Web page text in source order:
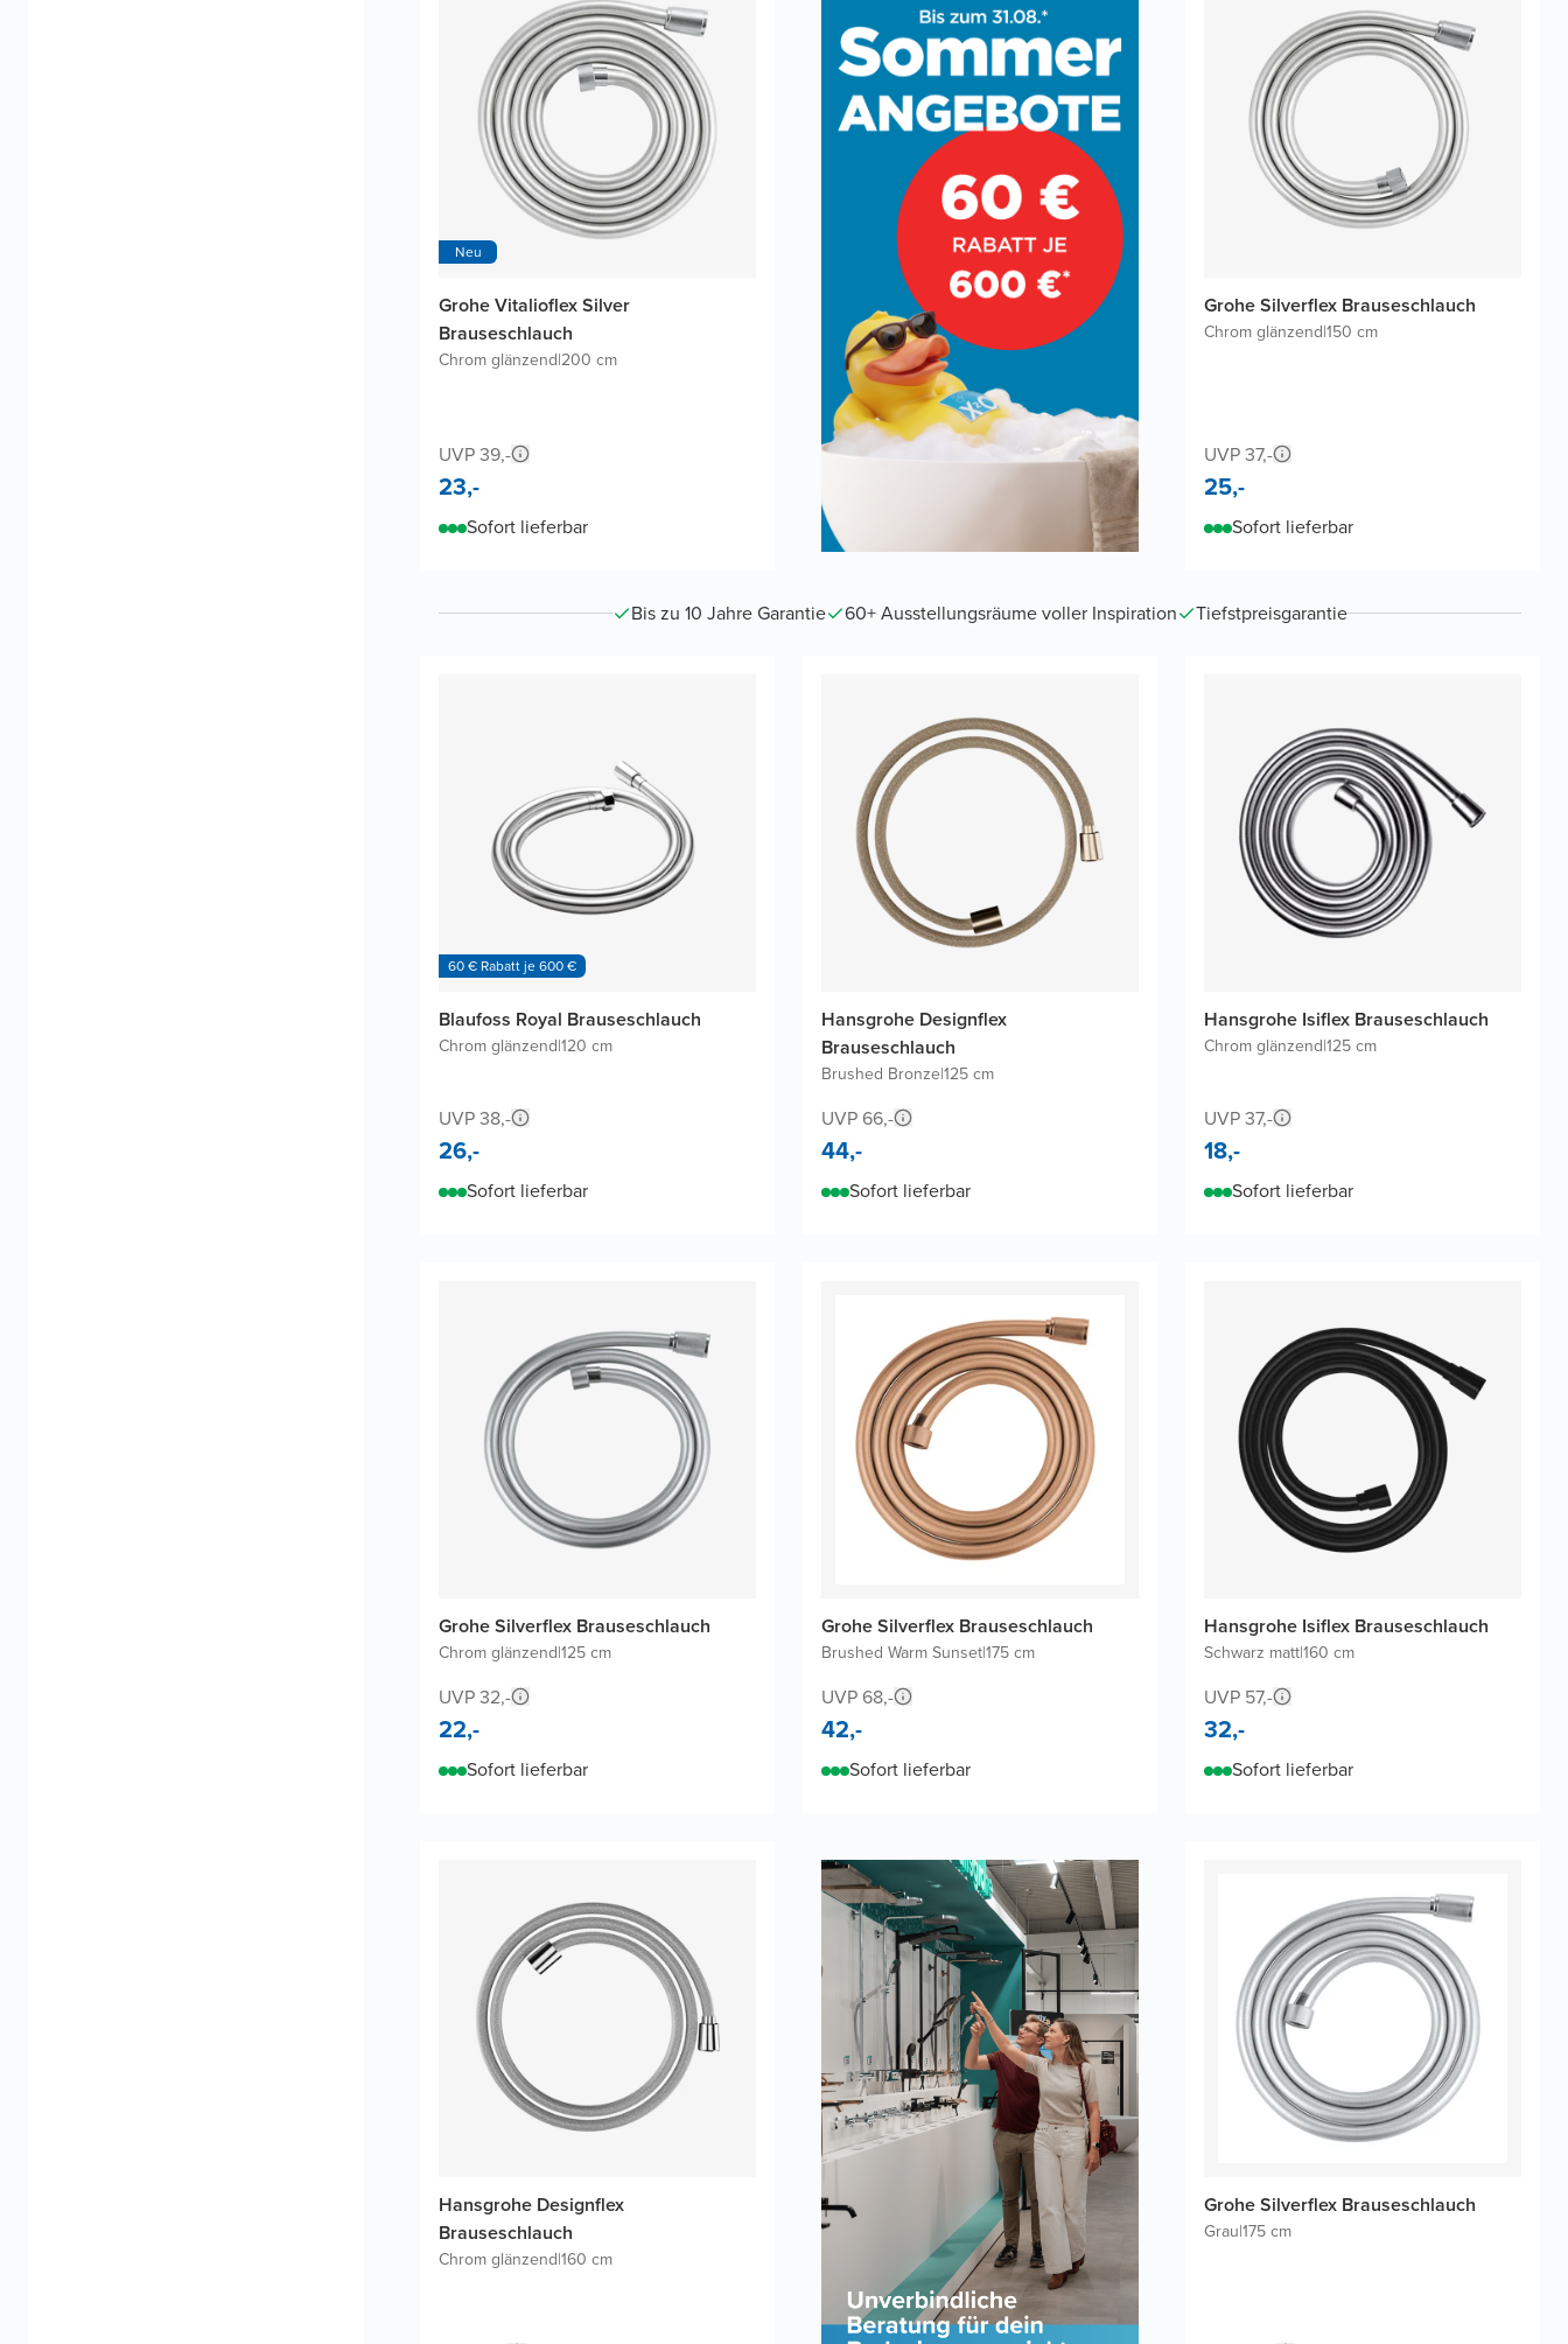
Neu
Grohe Vitalioflex Silver
Brauseschlauch
Chrom glänzend|200 cm
UVP 39,-
23,-
Sofort lieferbar
Grohe Silverflex Brauseschlauch
Chrom glänzend|150 cm
UVP 37,-
25,-
Sofort lieferbar
Bis zu 10 Jahre Garantie 60+ Ausstellungsräume voller Inspiration Tiefstpreisgarantie
60 € Rabatt je 600 €
Blaufoss Royal Brauseschlauch
Chrom glänzend|120 cm
UVP 38,-
26,-
Sofort lieferbar
Hansgrohe Designflex
Brauseschlauch
Brushed Bronze|125 cm
UVP 66,-
44,-
Sofort lieferbar
Hansgrohe Isiflex Brauseschlauch
Chrom glänzend|125 cm
UVP 37,-
18,-
Sofort lieferbar
Grohe Silverflex Brauseschlauch
Chrom glänzend|125 cm
UVP 32,-
22,-
Sofort lieferbar
Grohe Silverflex Brauseschlauch
Brushed Warm Sunset|175 cm
UVP 68,-
42,-
Sofort lieferbar
Hansgrohe Isiflex Brauseschlauch
Schwarz matt|160 cm
UVP 57,-
32,-
Sofort lieferbar
Hansgrohe Designflex
Brauseschlauch
Chrom glänzend|160 cm
Grohe Silverflex Brauseschlauch
Grau|175 cm